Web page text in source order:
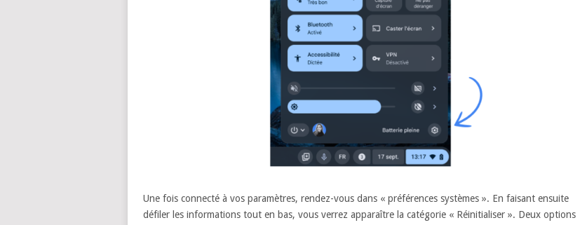
Une fois connecté à vos paramètres, rendez-vous dans « préférences systèmes ». En faisant ensuite
défiler les informations tout en bas, vous verrez apparaître la catégorie « Réinitialiser ». Deux options